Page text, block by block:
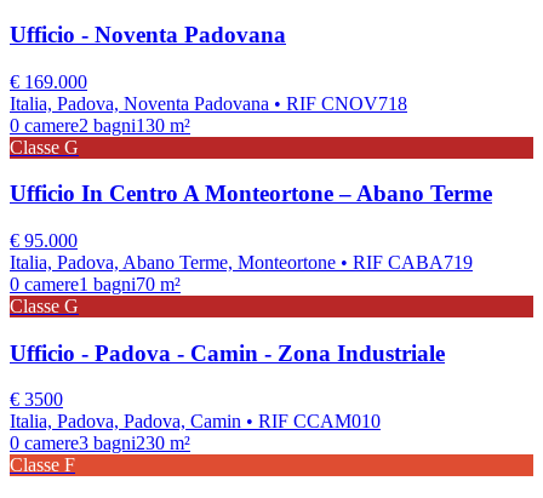
Ufficio - Noventa Padovana
€ 169.000
Italia, Padova, Noventa Padovana • RIF CNOV718
0 camere2 bagni130 m²
Classe G
Ufficio In Centro A Monteortone – Abano Terme
€ 95.000
Italia, Padova, Abano Terme, Monteortone • RIF CABA719
0 camere1 bagni70 m²
Classe G
Ufficio - Padova - Camin - Zona Industriale
€ 3500
Italia, Padova, Padova, Camin • RIF CCAM010
0 camere3 bagni230 m²
Classe F